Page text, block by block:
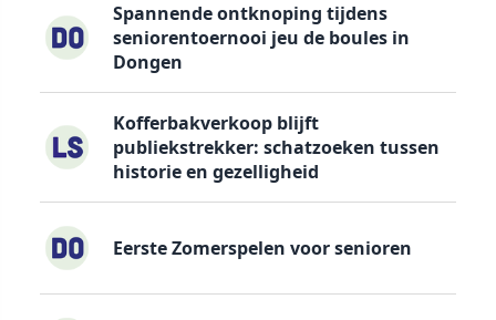
Spannende ontknoping tijdens
seniorentoernooi jeu de boules in
Dongen
Kofferbakverkoop blijft
publiekstrekker: schatzoeken tussen
historie en gezelligheid
Eerste Zomerspelen voor senioren